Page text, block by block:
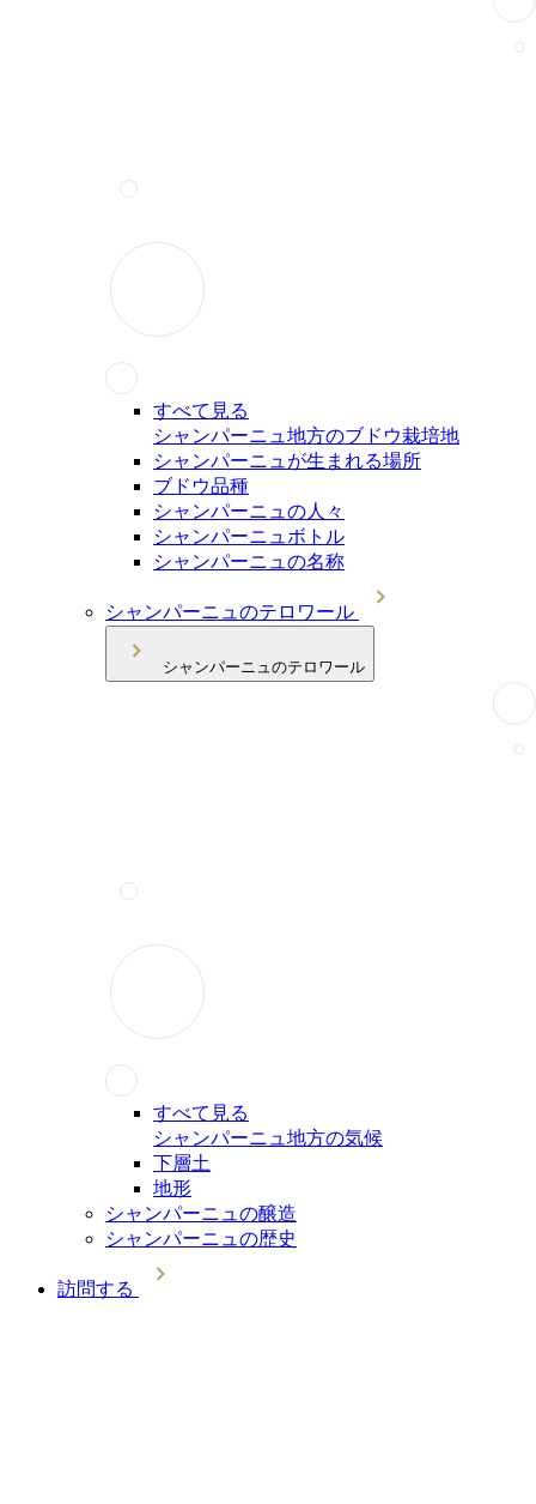
すべて見る
シャンパーニュ地方のブドウ栽培地
シャンパーニュが生まれる場所
ブドウ品種
シャンパーニュの人々
シャンパーニュボトル
シャンパーニュの名称
シャンパーニュのテロワール
シャンパーニュのテロワール
すべて見る
シャンパーニュ地方の気候
下層土
地形
シャンパーニュの醸造
シャンパーニュの歴史
訪問する